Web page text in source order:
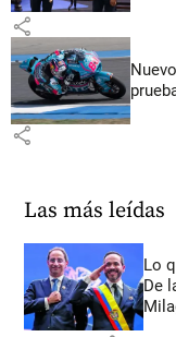
share
share
Las más leídas
Lo
De